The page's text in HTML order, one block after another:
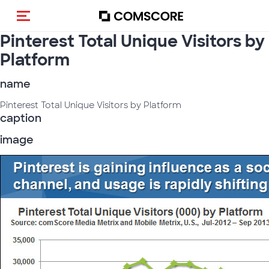
Cambia navigazione
Pinterest Total Unique Visitors by
Platform
name
Pinterest Total Unique Visitors by Platform
caption
image